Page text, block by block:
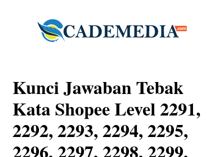
Kunci Jawaban Tebak
Kata Shopee Level 2291,
2292, 2293, 2294, 2295,
2296, 2297, 2298, 2299,